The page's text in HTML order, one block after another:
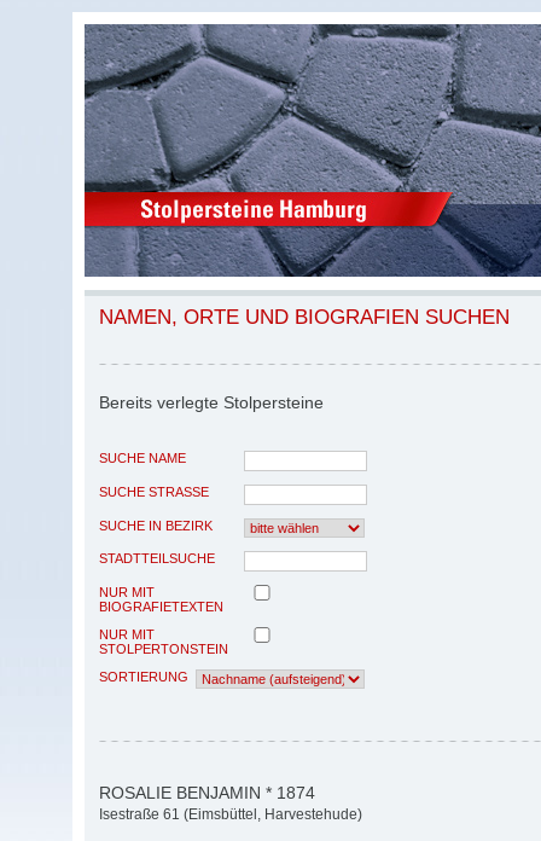
NAMEN, ORTE UND BIOGRAFIEN SUCHEN
Bereits verlegte Stolpersteine
SUCHE NAME
SUCHE STRASSE
SUCHE IN BEZIRK
STADTTEILSUCHE
NUR MIT
BIOGRAFIETEXTEN
NUR MIT
STOLPERTONSTEIN
SORTIERUNG
ROSALIE BENJAMIN * 1874
Isestraße 61 (Eimsbüttel, Harvestehude)